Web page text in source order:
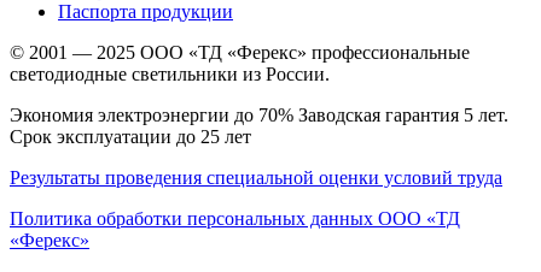
Паспорта продукции
© 2001 — 2025 ООО «ТД «Ферекс» профессиональные
светодиодные светильники из России.
Экономия электроэнергии до 70% Заводская гарантия 5 лет.
Срок эксплуатации до 25 лет
Результаты проведения специальной оценки условий труда
Политика обработки персональных данных ООО «ТД
«Ферекс»